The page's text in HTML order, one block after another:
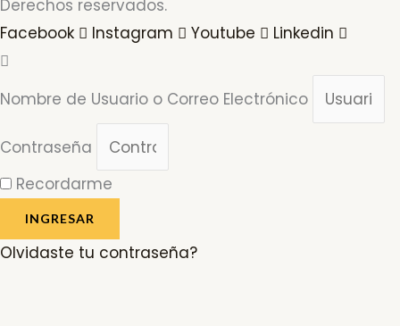
Derechos reservados.
Facebook
Instagram Youtube Linkedin
Nombre de Usuario o Correo Electrónico
Contraseña
Recordarme
INGRESAR
Olvidaste tu contraseña?